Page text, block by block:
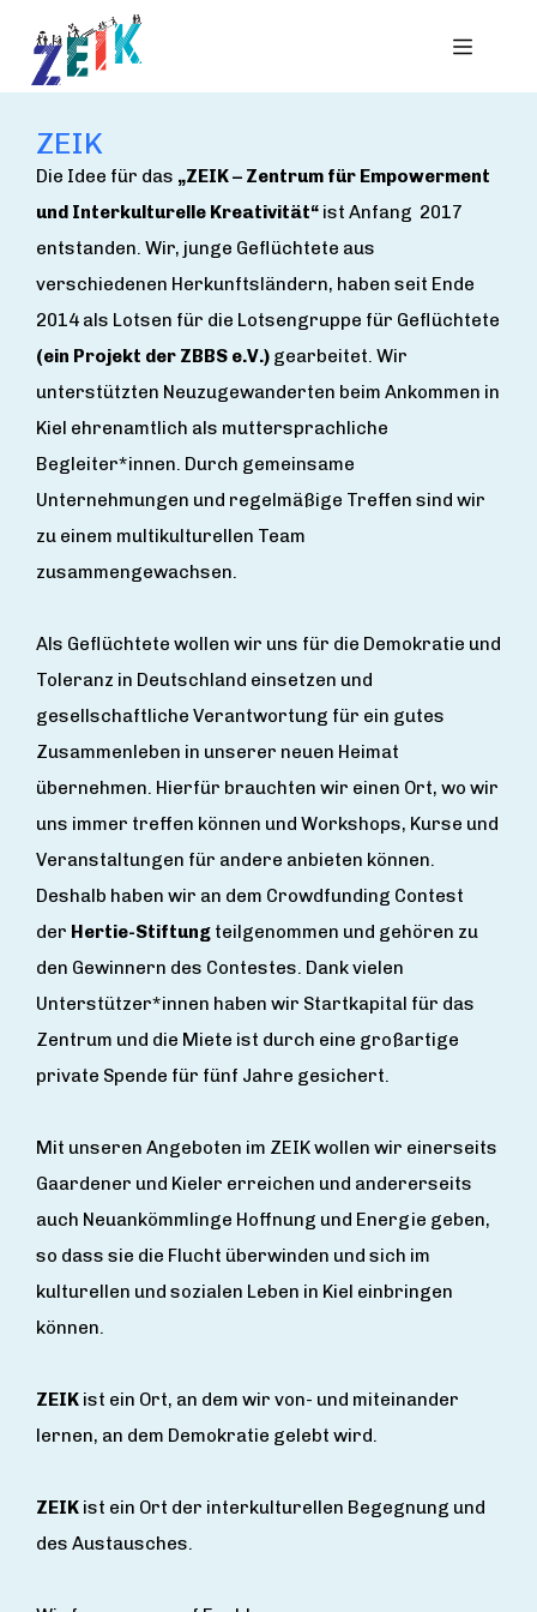
ZEIK
Die Idee für das „ZEIK – Zentrum für Empowerment
und Interkulturelle Kreativität“ ist Anfang 2017
entstanden. Wir, junge Geflüchtete aus
verschiedenen Herkunftsländern, haben seit Ende
2014 als Lotsen für die Lotsengruppe für Geflüchtete
(ein Projekt der ZBBS e.V.) gearbeitet. Wir
unterstützten Neuzugewanderten beim Ankommen in
Kiel ehrenamtlich als muttersprachliche
Begleiter*innen. Durch gemeinsame
Unternehmungen und regelmäßige Treffen sind wir
zu einem multikulturellen Team
zusammengewachsen.
Als Geflüchtete wollen wir uns für die Demokratie und
Toleranz in Deutschland einsetzen und
gesellschaftliche Verantwortung für ein gutes
Zusammenleben in unserer neuen Heimat
übernehmen. Hierfür brauchten wir einen Ort, wo wir
uns immer treffen können und Workshops, Kurse und
Veranstaltungen für andere anbieten können.
Deshalb haben wir an dem Crowdfunding Contest
der Hertie-Stiftung teilgenommen und gehören zu
den Gewinnern des Contestes. Dank vielen
Unterstützer*innen haben wir Startkapital für das
Zentrum und die Miete ist durch eine großartige
private Spende für fünf Jahre gesichert.
Mit unseren Angeboten im ZEIK wollen wir einerseits
Gaardener und Kieler erreichen und andererseits
auch Neuankömmlinge Hoffnung und Energie geben,
so dass sie die Flucht überwinden und sich im
kulturellen und sozialen Leben in Kiel einbringen
können.
ZEIK ist ein Ort, an dem wir von- und miteinander
lernen, an dem Demokratie gelebt wird.
ZEIK ist ein Ort der interkulturellen Begegnung und
des Austausches.